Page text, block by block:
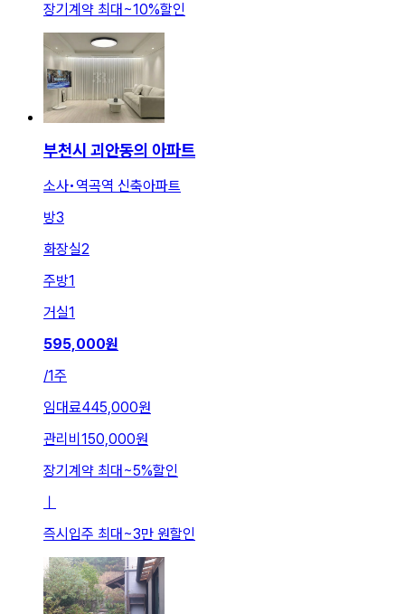
장기계약 최대~10%할인
부천시 괴안동의 아파트
소사•역곡역 신축아파트
방3
화장실2
주방1
거실1
595,000원
/1주
임대료445,000원
관리비 150,000원
장기계약 최대 ~5%할인
즉시입주 최대 ~3만 원할인